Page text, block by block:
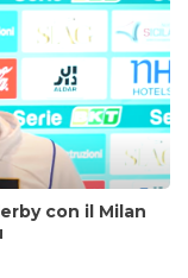
con il Milan